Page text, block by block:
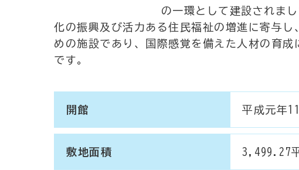
の一環として建設されま
化の振興及び活力ある住民福祉の増進に寄与
めの施設であり、国際感覚を備えた人材の育
です。
開館 平成元年
敷地面積 3,499.27